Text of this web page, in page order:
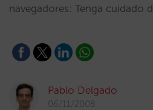
navegadores: Tenga cuidado
Pablo Delgado
06/11/2008